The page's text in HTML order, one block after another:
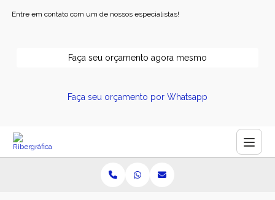
Entre em contato com um de nossos especialistas!
Faça seu orçamento agora mesmo
Faça seu orçamento por Whatsapp